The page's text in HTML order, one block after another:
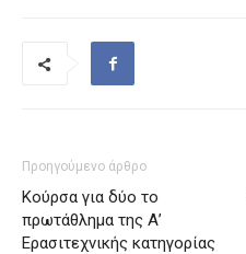
Προηγούμενο άρθρο
Κούρσα για δύο το
πρωτάθλημα της Α’
Ερασιτεχνικής κατηγορίας